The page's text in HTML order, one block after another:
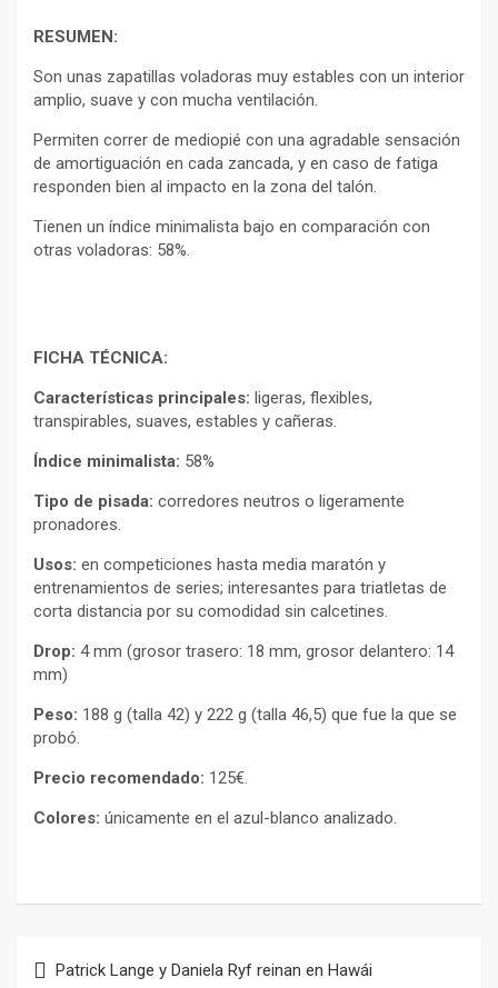
RESUMEN:
Son unas zapatillas voladoras muy estables con un interior
amplio, suave y con mucha ventilación.
Permiten correr de mediopié con una agradable sensación
de amortiguación en cada zancada, y en caso de fatiga
responden bien al impacto en la zona del talón.
Tienen un índice minimalista bajo en comparación con
otras voladoras: 58%.
FICHA TÉCNICA:
Características principales: ligeras, flexibles,
transpirables, suaves, estables y cañeras.
Índice minimalista: 58%
Tipo de pisada: corredores neutros o ligeramente
pronadores.
Usos: en competiciones hasta media maratón y
entrenamientos de series; interesantes para triatletas de
corta distancia por su comodidad sin calcetines.
Drop: 4 mm (grosor trasero: 18 mm, grosor delantero: 14
mm)
Peso: 188 g (talla 42) y 222 g (talla 46,5) que fue la que se
probó.
Precio recomendado: 125€.
Colores: únicamente en el azul-blanco analizado.
Patrick Lange y Daniela Ryf reinan en Hawái